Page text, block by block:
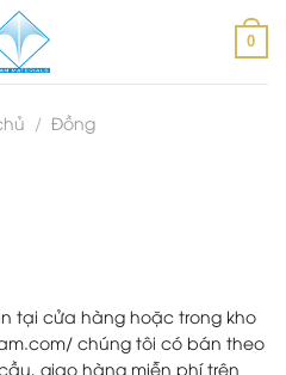
0
/ Đồng
tại cửa hàng hoặc trong kho
chúng tôi có bán theo
giao hàng miễn phí trên